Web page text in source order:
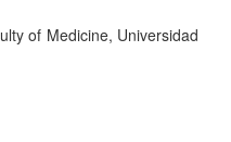
of Medicine, Universidad